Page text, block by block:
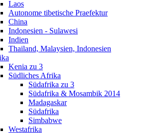
Laos
Autonome tibetische Praefektur
China
Indonesien - Sulawesi
Indien
Thailand, Malaysien, Indonesien
Kenia zu 3
Südliches Afrika
Südafrika zu 3
Südafrika & Mosambik 2014
Madagaskar
Südafrika
Simbabwe
Westafrika